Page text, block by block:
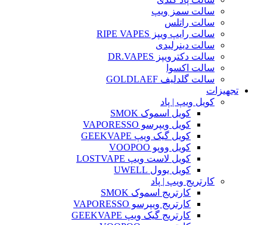
سالت سمز ویپ
سالت راتلس
سالت رایپ ویپز RIPE VAPES
سالت دینرلیدی
سالت دکترویپز DR.VAPES
سالت اکسوا
سالت گلدلیف GOLDLAEF
تجهیزات
کویل ویپ | پاد
کویل اسموک SMOK
کویل ویپرسو VAPORESSO
کویل گیک ویپ GEEKVAPE
کویل ووپو VOOPOO
کویل لاست ویپ LOSTVAPE
کویل یوول UWELL
کارتریج ویپ | پاد
کارتریج اسموک SMOK
کارتریج ویپرسو VAPORESSO
کارتریج گیک ویپ GEEKVAPE